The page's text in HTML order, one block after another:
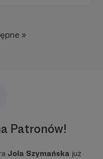
»
Patronów!
Jola Szymańska już